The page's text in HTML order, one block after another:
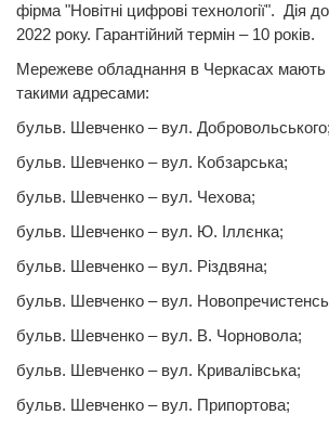
фірма "Новітні цифрові технології". Дія
2022 року. Гарантійний термін – 10 років.
Мережеве обладнання в Черкасах мають
такими адресами:
бульв. Шевченко – вул. Добровольського;
бульв. Шевченко – вул. Кобзарська;
бульв. Шевченко – вул. Чехова;
бульв. Шевченко – вул. Ю. Іллєнка;
бульв. Шевченко – вул. Рiздвяна;
бульв. Шевченко – вул.
бульв. Шевченко – вул. В. Чорновола;
бульв. Шевченко – вул. Кривалівська;
бульв. Шевченко – вул. Припортова;